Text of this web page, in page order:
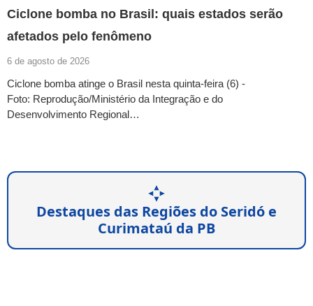
Ciclone bomba no Brasil: quais estados serão
afetados pelo fenômeno
6 de agosto de 2026
Ciclone bomba atinge o Brasil nesta quinta-feira (6) -
Foto: Reprodução/Ministério da Integração e do
Desenvolvimento Regional…
Destaques das Regiões do Seridó e
Curimataú da PB